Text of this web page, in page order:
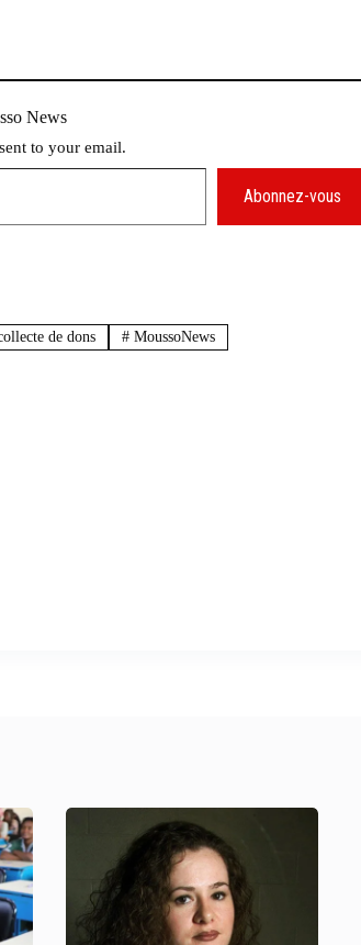
News
to your email.
Abonnez-vous
de dons # MoussoNews